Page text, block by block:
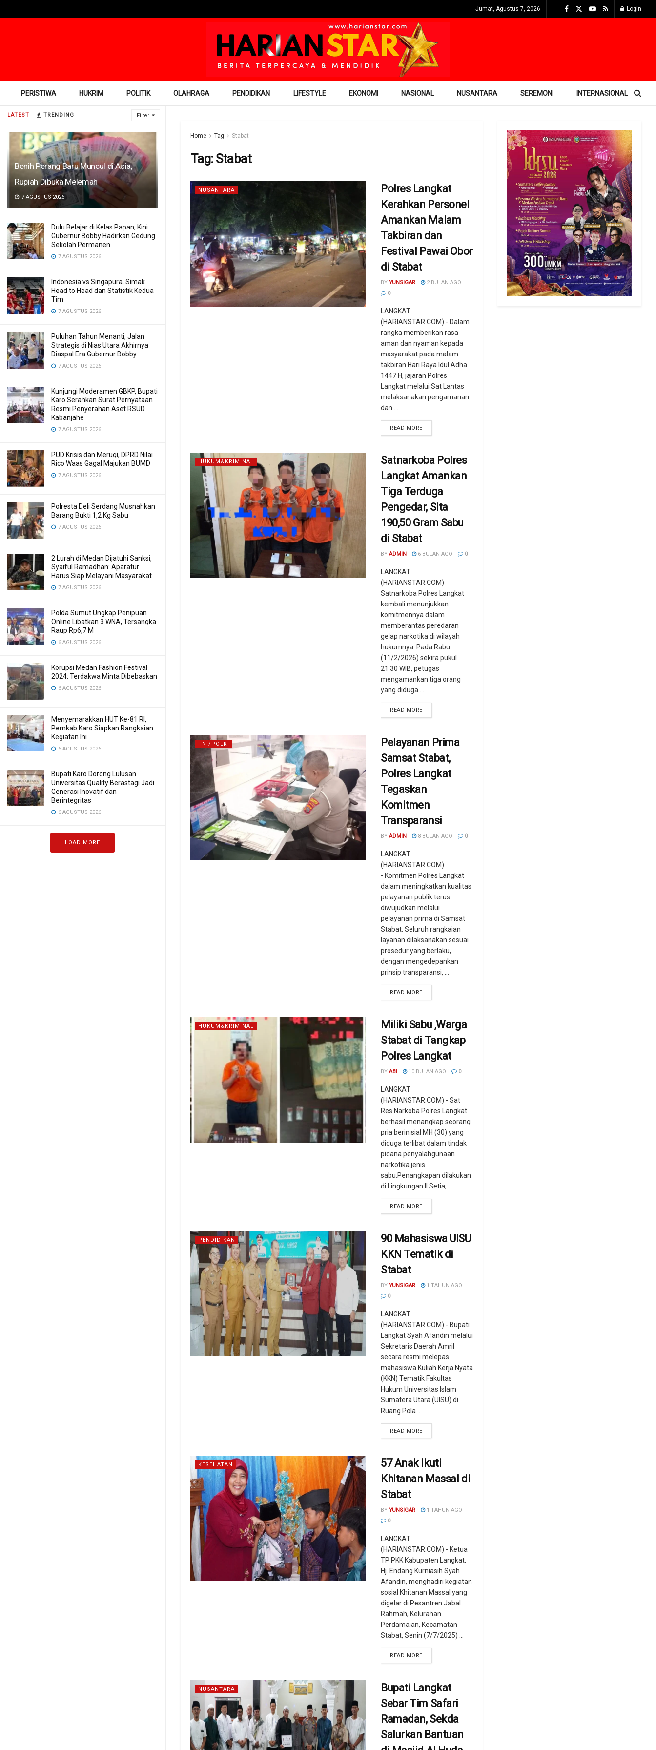
LATEST TRENDING Filter
Benih Perang Baru Muncul di Asia,
Rupiah Dibuka Melemah
7 AGUSTUS 2026
Dulu Belajar di Kelas Papan, Kini
Gubernur Bobby Hadirkan Gedung
Sekolah Permanen
7 AGUSTUS 2026
Indonesia vs Singapura, Simak
Head to Head dan Statistik Kedua
Tim
7 AGUSTUS 2026
Puluhan Tahun Menanti, Jalan
Strategis di Nias Utara Akhirnya
Diaspal Era Gubernur Bobby
7 AGUSTUS 2026
Kunjungi Moderamen GBKP, Bupati
Karo Serahkan Surat Pernyataan
Resmi Penyerahan Aset RSUD
Kabanjahe
7 AGUSTUS 2026
PUD Krisis dan Merugi, DPRD Nilai
Rico Waas Gagal Majukan BUMD
7 AGUSTUS 2026
Polresta Deli Serdang Musnahkan
Barang Bukti 1,2 Kg Sabu
7 AGUSTUS 2026
2 Lurah di Medan Dijatuhi Sanksi,
Syaiful Ramadhan: Aparatur
Harus Siap Melayani Masyarakat
7 AGUSTUS 2026
Polda Sumut Ungkap Penipuan
Online Libatkan 3 WNA, Tersangka
Raup Rp6,7 M
6 AGUSTUS 2026
Korupsi Medan Fashion Festival
2024: Terdakwa Minta Dibebaskan
6 AGUSTUS 2026
Menyemarakkan HUT Ke-81 RI,
Pemkab Karo Siapkan Rangkaian
Kegiatan Ini
6 AGUSTUS 2026
Bupati Karo Dorong Lulusan
Universitas Quality Berastagi Jadi
Generasi Inovatif dan
Berintegritas
6 AGUSTUS 2026
LOAD MORE
Jumat, Agustus 7, 2026 Login
PERISTIWA HUKRIM POLITIK OLAHRAGA PENDIDIKAN LIFESTYLE EKONOMI NASIONAL NUSANTARA SEREMONI INTERNASIONAL
Home Tag Stabat
Tag: Stabat
NUSANTARA
Polres Langkat
Kerahkan Personel
Amankan Malam
Takbiran dan
Festival Pawai Obor
di Stabat
BY YUNSIGAR
2 BULAN AGO
0
LANGKAT
(HARIANSTAR.COM) - Dalam
rangka memberikan rasa
aman dan nyaman kepada
masyarakat pada malam
takbiran Hari Raya Idul Adha
1447 H, jajaran Polres
Langkat melalui Sat Lantas
melaksanakan pengamanan
dan ...
READ MORE
HUKUM&KRIMINAL
Satnarkoba Polres
Langkat Amankan
Tiga Terduga
Pengedar, Sita
190,50 Gram Sabu
di Stabat
BY ADMIN 6 BULAN AGO 0
LANGKAT
(HARIANSTAR.COM) -
Satnarkoba Polres Langkat
kembali menunjukkan
komitmennya dalam
memberantas peredaran
gelap narkotika di wilayah
hukumnya. Pada Rabu
(11/2/2026) sekira pukul
21.30 WIB, petugas
mengamankan tiga orang
yang diduga ...
READ MORE
TNI/POLRI
Pelayanan Prima
Samsat Stabat,
Polres Langkat
Tegaskan
Komitmen
Transparansi
BY ADMIN 8 BULAN AGO 0
LANGKAT
(HARIANSTAR.COM)
- Komitmen Polres Langkat
dalam meningkatkan kualitas
pelayanan publik terus
diwujudkan melalui
pelayanan prima di Samsat
Stabat. Seluruh rangkaian
layanan dilaksanakan sesuai
prosedur yang berlaku,
dengan mengedepankan
prinsip transparansi, ...
READ MORE
HUKUM&KRIMINAL
Miliki Sabu ,Warga
Stabat di Tangkap
Polres Langkat
BY ABI 10 BULAN AGO 0
LANGKAT
(HARIANSTAR.COM) - Sat
Res Narkoba Polres Langkat
berhasil menangkap seorang
pria berinisial MH (30) yang
diduga terlibat dalam tindak
pidana penyalahgunaan
narkotika jenis
sabu.Penangkapan dilakukan
di Lingkungan II Setia, ...
READ MORE
PENDIDIKAN
90 Mahasiswa UISU
KKN Tematik di
Stabat
BY YUNSIGAR
1 TAHUN AGO
0
LANGKAT
(HARIANSTAR.COM) - Bupati
Langkat Syah Afandin melalui
Sekretaris Daerah Amril
secara resmi melepas
mahasiswa Kuliah Kerja Nyata
(KKN) Tematik Fakultas
Hukum Universitas Islam
Sumatera Utara (UISU) di
Ruang Pola ...
READ MORE
KESEHATAN
57 Anak Ikuti
Khitanan Massal di
Stabat
BY YUNSIGAR
1 TAHUN AGO
0
LANGKAT
(HARIANSTAR.COM) - Ketua
TP PKK Kabupaten Langkat,
Hj. Endang Kurniasih Syah
Afandin, menghadiri kegiatan
sosial Khitanan Massal yang
digelar di Pesantren Jabal
Rahmah, Kelurahan
Perdamaian, Kecamatan
Stabat, Senin (7/7/2025) ...
READ MORE
NUSANTARA
Bupati Langkat
Sebar Tim Safari
Ramadan, Sekda
Salurkan Bantuan